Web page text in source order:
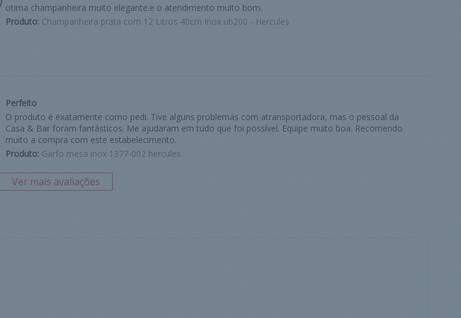
otima champanheira muito elegante.e o atendimento muito bom.
Produto:Champanheira prata com 12 Litros 40cm Inox ub200 - Hercules
Perfeito
O produto é exatamente como pedi. Tive alguns problemas com atransportadora, mas o pessoal da
Casa & Bar foram fantásticos. Me ajudaram em tudo que foi possível. Equipe muito boa. Recomendo
muito a compra com este estabelecimento.
Produto:Garfo mesa inox 1377-002 hercules
Ver mais avaliações